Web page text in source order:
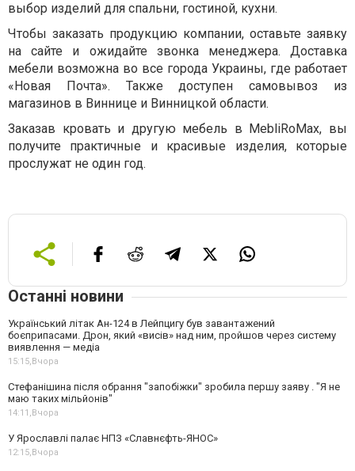
выбор изделий для спальни, гостиной, кухни.
Чтобы заказать продукцию компании, оставьте заявку
на сайте и ожидайте звонка менеджера. Доставка
мебели возможна во все города Украины, где работает
«Новая Почта». Также доступен самовывоз из
магазинов в Виннице и Винницкой области.
Заказав кровать и другую мебель в MebliRoMax, вы
получите практичные и красивые изделия, которые
прослужат не один год.
Останні новини
Український літак Ан-124 в Лейпцигу був завантажений
боєприпасами. Дрон, який «висів» над ним, пройшов через систему
виявлення — медіа
15:15,Вчора
Стефанішина після обрання "запобіжки" зробила першу заяву . "Я не
маю таких мільйонів"
14:11,Вчора
У Ярославлі палає НПЗ «Славнєфть-ЯНОС»
12:15,Вчора